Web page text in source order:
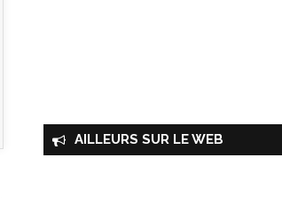
AILLEURS SUR LE WEB